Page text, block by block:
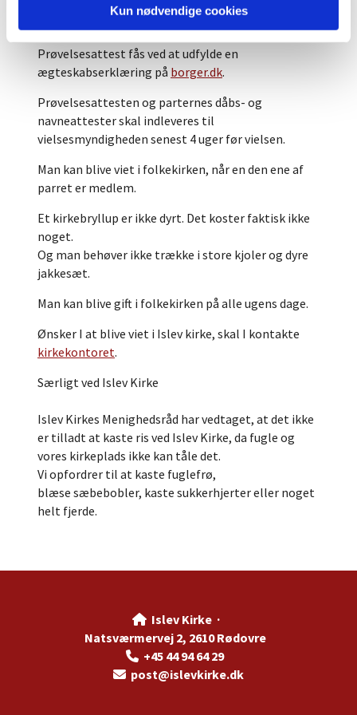
Kun nødvendige cookies
En prøvelsesattest dokumenterer, at parterne
Prøvelsesattest fås ved at udfylde en
ægteskabserklæring på borger.dk.
Prøvelsesattesten og parternes dåbs- og
navneattester skal indleveres til
vielsesmyndigheden senest 4 uger før vielsen.
Man kan blive viet i folkekirken, når en den ene af
parret er medlem.
Et kirkebryllup er ikke dyrt. Det koster faktisk ikke
noget.
Og man behøver ikke trække i store kjoler og dyre
jakkesæt.
Man kan blive gift i folkekirken på alle ugens dage.
Ønsker I at blive viet i Islev kirke, skal I kontakte
kirkekontoret.
Særligt ved Islev Kirke
Islev Kirkes Menighedsråd har vedtaget, at det ikke
er tilladt at kaste ris ved Islev Kirke, da fugle og
vores kirkeplads ikke kan tåle det.
Vi opfordrer til at kaste fuglefrø,
blæse sæbebobler, kaste sukkerhjerter eller noget
helt fjerde.
 Islev Kirke ·
Natsværmervej 2, 2610 Rødovre
 +45 44 94 64 29
 post@islevkirke.dk